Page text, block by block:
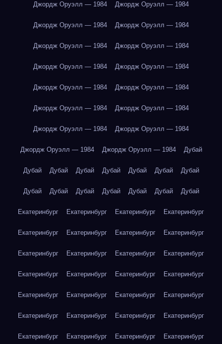
Джордж Оруэлл — 1984 Джордж Оруэлл — 1984
Джордж Оруэлл — 1984 Джордж Оруэлл — 1984
Джордж Оруэлл — 1984 Джордж Оруэлл — 1984
Джордж Оруэлл — 1984 Джордж Оруэлл — 1984
Джордж Оруэлл — 1984 Джордж Оруэлл — 1984
Джордж Оруэлл — 1984 Джордж Оруэлл — 1984
Джордж Оруэлл — 1984 Джордж Оруэлл — 1984
Джордж Оруэлл — 1984 Джордж Оруэлл — 1984 Дубай
Дубай Дубай Дубай Дубай Дубай Дубай Дубай
Дубай Дубай Дубай Дубай Дубай Дубай Дубай
Екатеринбург Екатеринбург Екатеринбург Екатеринбург
Екатеринбург Екатеринбург Екатеринбург Екатеринбург
Екатеринбург Екатеринбург Екатеринбург Екатеринбург
Екатеринбург Екатеринбург Екатеринбург Екатеринбург
Екатеринбург Екатеринбург Екатеринбург Екатеринбург
Екатеринбург Екатеринбург Екатеринбург Екатеринбург
Екатеринбург Екатеринбург Екатеринбург Екатеринбург